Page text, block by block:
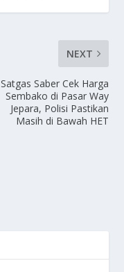
NEXT
Satgas Saber Cek Harga
Sembako di Pasar Way
Jepara, Polisi Pastikan
Masih di Bawah HET